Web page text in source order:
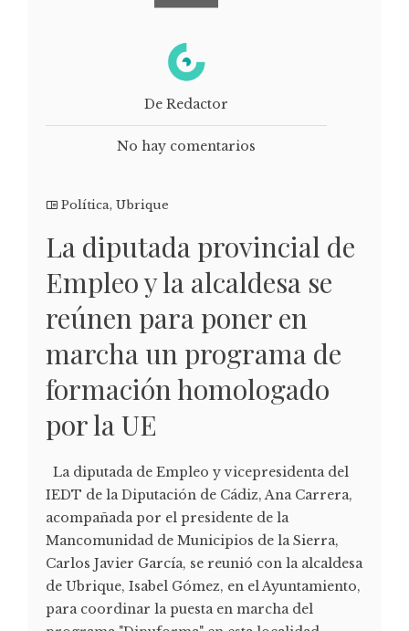
De Redactor
No hay comentarios
Política, Ubrique
La diputada provincial de
Empleo y la alcaldesa se
reúnen para poner en
marcha un programa de
formación homologado
por la UE
La diputada de Empleo y vicepresidenta del
IEDT de la Diputación de Cádiz, Ana Carrera,
acompañada por el presidente de la
Mancomunidad de Municipios de la Sierra,
Carlos Javier García, se reunió con la alcaldesa
de Ubrique, Isabel Gómez, en el Ayuntamiento,
para coordinar la puesta en marcha del